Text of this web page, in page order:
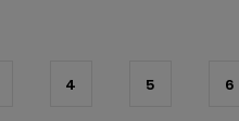
4 5 6